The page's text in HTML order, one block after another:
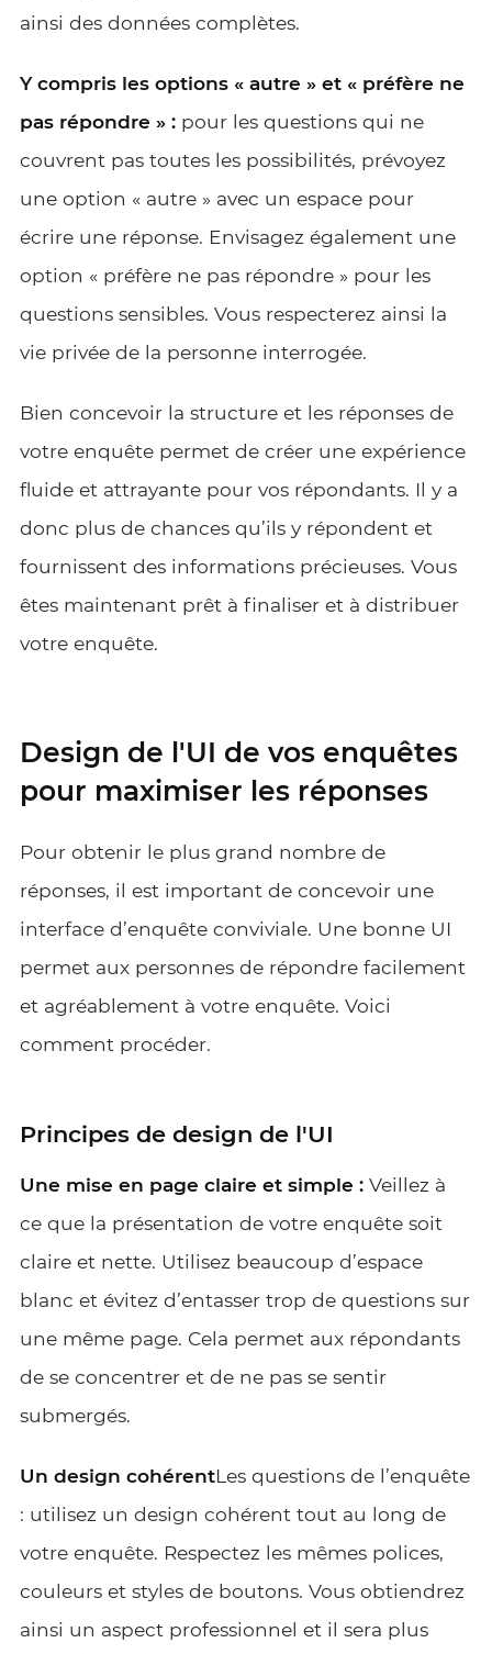
ainsi des données complètes.
Y compris les options « autre » et « préfère ne
pas répondre » :pour les questions qui ne
couvrent pas toutes les possibilités, prévoyez
une option « autre » avec un espace pour
écrire une réponse. Envisagez également une
option « préfère ne pas répondre » pour les
questions sensibles. Vous respecterez ainsi la
vie privée de la personne interrogée.
Bien concevoir la structure et les réponses de
votre enquête permet de créer une expérience
fluide et attrayante pour vos répondants. Il y a
donc plus de chances qu’ils y répondent et
fournissent des informations précieuses. Vous
êtes maintenant prêt à finaliser et à distribuer
votre enquête.
Design de l'UI de vos enquêtes
pour maximiser les réponses
Pour obtenir le plus grand nombre de
réponses, il est important de concevoir une
interface d’enquête conviviale. Une bonne UI
permet aux personnes de répondre facilement
et agréablement à votre enquête. Voici
comment procéder.
Principes de design de l'UI
Une mise en page claire et simple :Veillez à
ce que la présentation de votre enquête soit
claire et nette. Utilisez beaucoup d’espace
blanc et évitez d’entasser trop de questions sur
une même page. Cela permet aux répondants
de se concentrer et de ne pas se sentir
submergés.
Un design cohérentLes questions de l’enquête
: utilisez un design cohérent tout au long de
votre enquête. Respectez les mêmes polices,
couleurs et styles de boutons. Vous obtiendrez
ainsi un aspect professionnel et il sera plus